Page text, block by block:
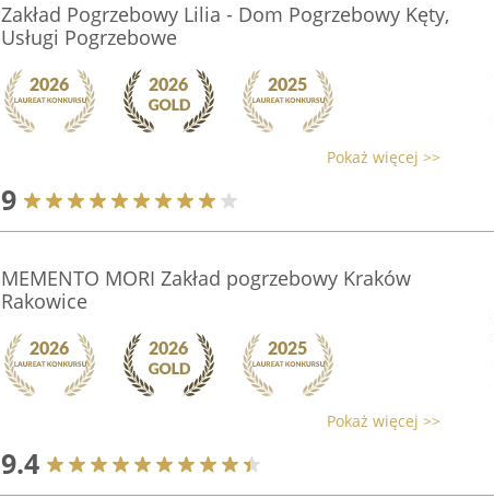
Zakład Pogrzebowy Lilia - Dom Pogrzebowy Kęty,
Usługi Pogrzebowe
Pokaż więcej >>
9
MEMENTO MORI Zakład pogrzebowy Kraków
Rakowice
Pokaż więcej >>
9.4